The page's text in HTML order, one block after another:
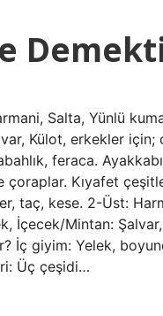
Salta, Yünlü
Külot, erkekler
feraca.
Kıyafet
taç, kese. 2-Üst:
İçecek/Mintan:
İç giyim: Yelek,
Üç çeşidi…